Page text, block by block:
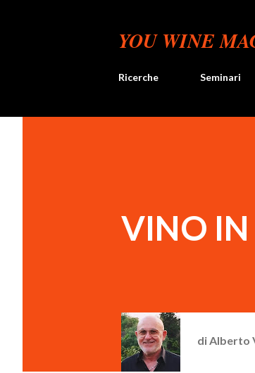
YOU WINE
Ricerche Seminari
VINO IN
di Alberto